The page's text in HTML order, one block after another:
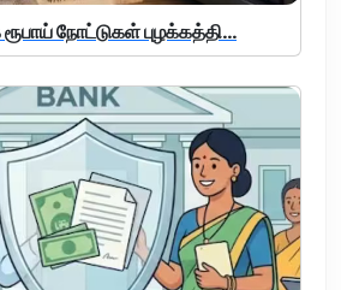
நோட்டுகள் புழக்கத்தி...